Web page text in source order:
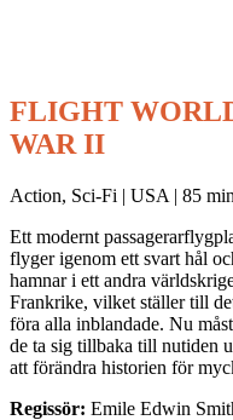
FLIGHT
WAR II
Action, Sci-Fi | USA | 85 min
Ett modernt
flyger igenom ett svart hål
hamnar i ett andra
Frankrike, vilket ställer till
föra alla inblandade. Nu
de ta sig tillbaka till nutiden
att förändra historien för
Regissör: Emile Edwin